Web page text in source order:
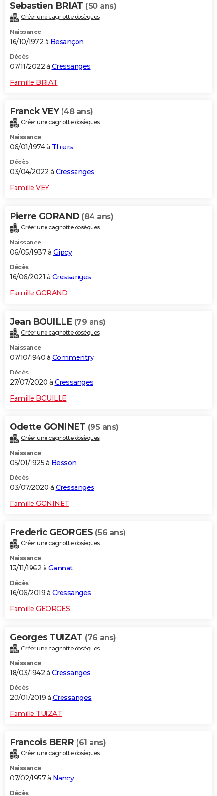
Sebastien BRIAT (50 ans)
Créer une cagnotte obsèques
Naissance
16/10/1972 à Besançon
Décès
07/11/2022 à Cressanges
Famille BRIAT
Franck VEY (48 ans)
Créer une cagnotte obsèques
Naissance
06/01/1974 à Thiers
Décès
03/04/2022 à Cressanges
Famille VEY
Pierre GORAND (84 ans)
Créer une cagnotte obsèques
Naissance
06/05/1937 à Gipcy
Décès
16/06/2021 à Cressanges
Famille GORAND
Jean BOUILLE (79 ans)
Créer une cagnotte obsèques
Naissance
07/10/1940 à Commentry
Décès
27/07/2020 à Cressanges
Famille BOUILLE
Odette GONINET (95 ans)
Créer une cagnotte obsèques
Naissance
05/01/1925 à Besson
Décès
03/07/2020 à Cressanges
Famille GONINET
Frederic GEORGES (56 ans)
Créer une cagnotte obsèques
Naissance
13/11/1962 à Gannat
Décès
16/06/2019 à Cressanges
Famille GEORGES
Georges TUIZAT (76 ans)
Créer une cagnotte obsèques
Naissance
18/03/1942 à Cressanges
Décès
20/01/2019 à Cressanges
Famille TUIZAT
Francois BERR (61 ans)
Créer une cagnotte obsèques
Naissance
07/02/1957 à Nancy
Décès